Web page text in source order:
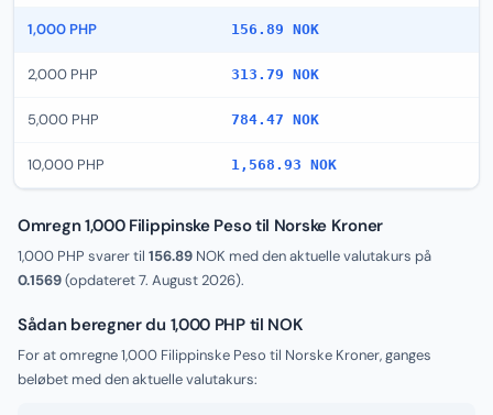
1,000 PHP 156.89 NOK
2,000 PHP 313.79 NOK
5,000 PHP 784.47 NOK
10,000 PHP 1,568.93 NOK
Omregn 1,000 Filippinske Peso til Norske Kroner
1,000 PHP svarer til 156.89 NOK med den aktuelle valutakurs på
0.1569(opdateret7. August 2026).
Sådan beregner du 1,000 PHP til NOK
For at omregne 1,000 Filippinske Peso til Norske Kroner, ganges
beløbet med den aktuelle valutakurs: